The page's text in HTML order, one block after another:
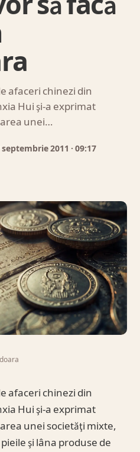
afaceri chinezi din
Hui şi-a exprimat
unei…
septembrie 2011 · 09:17
afaceri chinezi din
Hui şi-a exprimat
unei societăţi mixte,
şi lâna produse de